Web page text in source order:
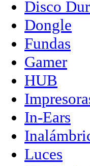
Disco
Dongle
Fundas
Gamer
HUB
In-Ears
Luces